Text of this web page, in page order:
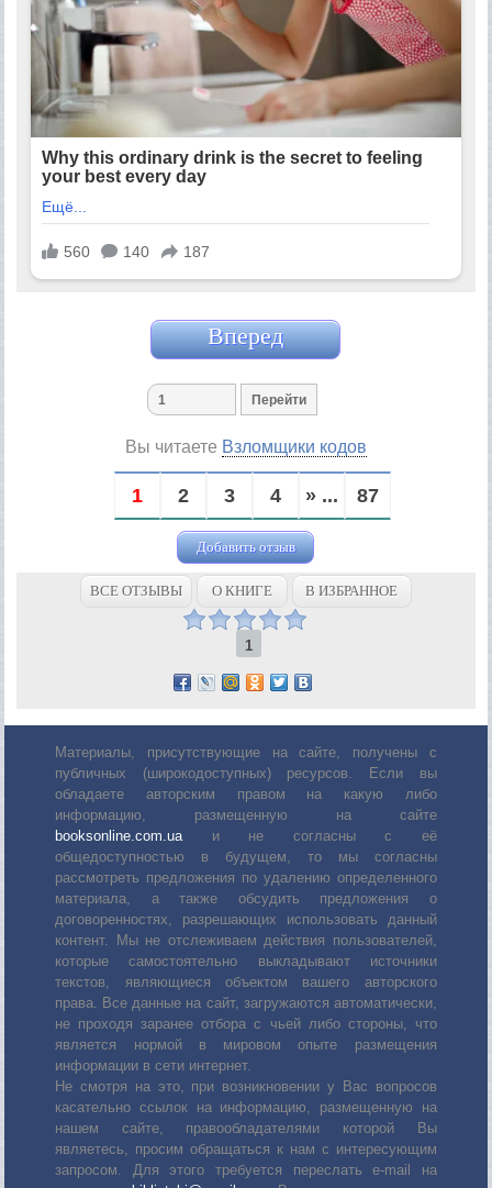
Вперед
Вы читаете Взломщики кодов
1 2 3 4 » ... 87
Добавить отзыв
ВСЕ ОТЗЫВЫ О КНИГЕ В ИЗБРАННОЕ
1
Материалы, присутствующие на сайте, получены с
публичных (широкодоступных) ресурсов. Если вы
обладаете авторским правом на какую либо
информацию, размещенную на сайте
booksonline.com.uaи не согласны с её
общедоступностью в будущем, то мы согласны
рассмотреть предложения по удалению определенного
материала, а также обсудить предложения о
договоренностях, разрешающих использовать данный
контент. Мы не отслеживаем действия пользователей,
которые самостоятельно выкладывают источники
текстов, являющиеся объектом вашего авторского
права. Все данные на сайт, загружаются автоматически,
не проходя заранее отбора с чьей либо стороны, что
является нормой в мировом опыте размещения
информации в сети интернет.
Не смотря на это, при возникновении у Вас вопросов
касательно ссылок на информацию, размещенную на
нашем сайте, правообладателями которой Вы
являетесь, просим обращаться к нам с интересующим
запросом. Для этого требуется переслать е-mail на